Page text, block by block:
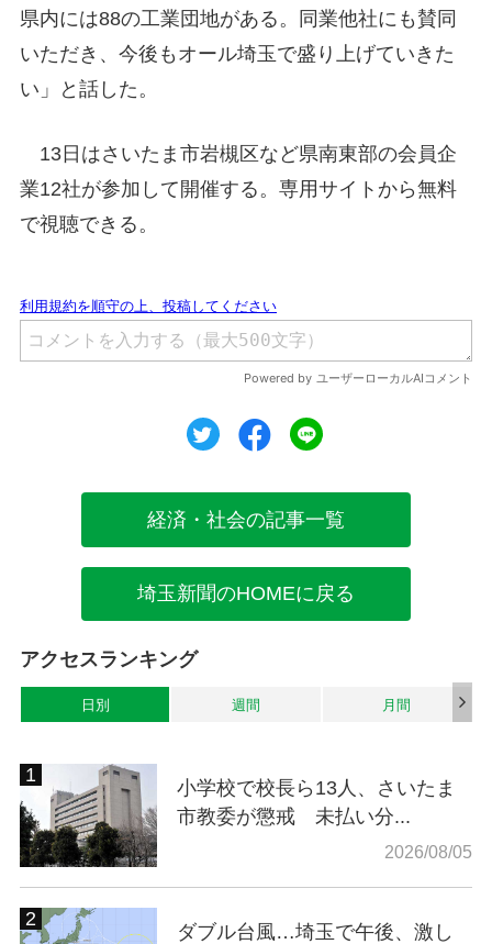
県内には88の工業団地がある。同業他社にも賛同
いただき、今後もオール埼玉で盛り上げていきた
い」と話した。
13日はさいたま市岩槻区など県南東部の会員企
業12社が参加して開催する。専用サイトから無料
で視聴できる。
ツイートシェア
経済・社会の記事一覧
埼玉新聞のHOMEに戻る
アクセスランキング
日別 週間 月間
小学校で校長ら13人、さいたま
市教委が懲戒 未払い分...
2026/08/05
ダブル台風…埼玉で午後、激し